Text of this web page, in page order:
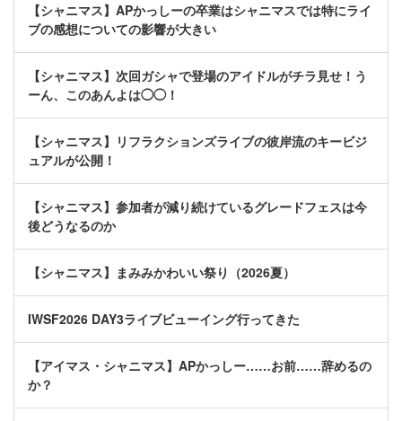
【シャニマス】APかっしーの卒業はシャニマスでは特にライ
ブの感想についての影響が大きい
【シャニマス】次回ガシャで登場のアイドルがチラ見せ！う
ーん、このあんよは◯◯！
【シャニマス】リフラクションズライブの彼岸流のキービジ
ュアルが公開！
【シャニマス】参加者が減り続けているグレードフェスは今
後どうなるのか
【シャニマス】まみみかわいい祭り（2026夏）
IWSF2026 DAY3ライブビューイング行ってきた
【アイマス・シャニマス】APかっしー……お前……辞めるの
か？